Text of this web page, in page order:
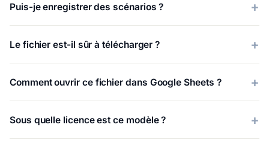
Puis-je enregistrer des scénarios ?
Le fichier est-il sûr à télécharger ?
Comment ouvrir ce fichier dans Google Sheets ?
Sous quelle licence est ce modèle ?